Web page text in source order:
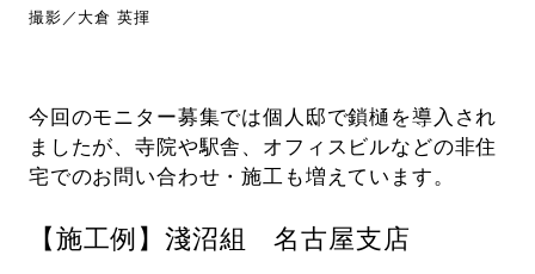
撮影／大倉 英揮
今回のモニター募集では個人邸で鎖樋を導入され
ましたが、寺院や駅舎、オフィスビルなどの非住
宅でのお問い合わせ・施工も増えています。
【施工例】淺沼組 名古屋支店